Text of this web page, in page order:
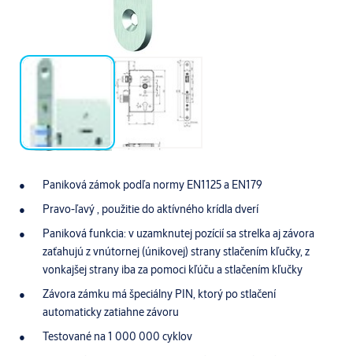
Paniková zámok podľa normy EN1125 a EN179
Pravo-ľavý , použitie do aktívného krídla dverí
Paniková funkcia: v uzamknutej pozícií sa strelka aj závora
zaťahujú z vnútornej (únikovej) strany stlačením kľučky, z
vonkajšej strany iba za pomoci kľúču a stlačením kľučky
Závora zámku má špeciálny PIN, ktorý po stlačení
automaticky zatiahne závoru
Testované na 1 000 000 cyklov